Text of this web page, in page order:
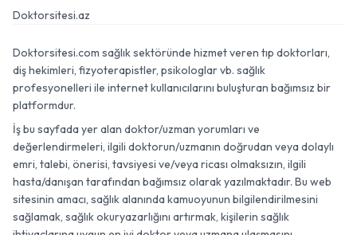
Doktorsitesi.az
Doktorsitesi.com sağlık sektöründe hizmet veren tıp doktorları,
diş hekimleri, fizyoterapistler, psikologlar vb. sağlık
profesyonelleri ile internet kullanıcılarını buluşturan bağımsız bir
platformdur.
İş bu sayfada yer alan doktor/uzman yorumları ve
değerlendirmeleri, ilgili doktorun/uzmanın doğrudan veya dolaylı
emri, talebi, önerisi, tavsiyesi ve/veya ricası olmaksızın, ilgili
hasta/danışan tarafından bağımsız olarak yazılmaktadır. Bu web
sitesinin amacı, sağlık alanında kamuoyunun bilgilendirilmesini
sağlamak, sağlık okuryazarlığını artırmak, kişilerin sağlık